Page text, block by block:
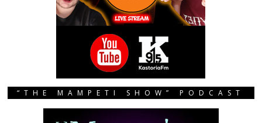
“THE MAMPETI SHOW” PODCAST